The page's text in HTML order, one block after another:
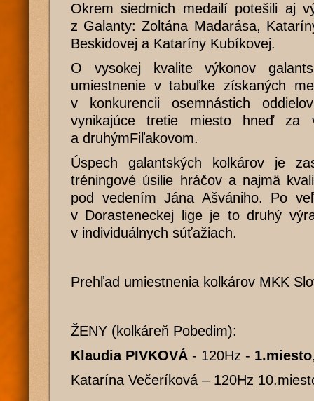
Okrem siedmich medailí potešili aj
z Galanty: Zoltána Madarása,
Beskidovej a Kataríny Kubíkovej.
O vysokej kvalite výkonov
umiestnenie v tabuľke získaných
v konkurencii osemnástich
vynikajúce tretie miesto hneď za
a druhýmFiľakovom.
Úspech galantských kolkárov je
tréningové úsilie hráčov a najmä
pod vedením Jána Ašvániho. Po
v Dorasteneckej lige je to druhý
v individuálnych súťažiach.
Prehľad umiestnenia kolkárov MKK
ŽENY (kolkáreň Pobedim):
Klaudia PIVKOVÁ - 120Hz - 1.miesto
Katarína Večeríková – 120Hz